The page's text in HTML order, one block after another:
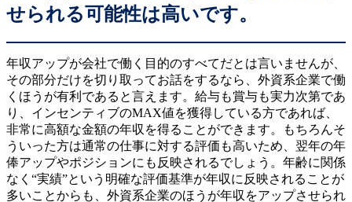
せられる可能性は高いです。
年収アップが会社で働く目的のすべてだとは言いませんが、
その部分だけを切り取ってお話をするなら、外資系企業で働
くほうが有利であると言えます。給与も賞与も実力次第であ
り、インセンティブのMAX値を獲得している方であれば、
非常に高額な金額の年収を得ることができます。もちろんそ
ういった方は通常の仕事に対する評価も高いため、翌年の年
俸アップやポジションにも反映されるでしょう。年齢に関係
なく“実績”という明確な評価基準が年収に反映されることが
多いことからも、外資系企業のほうが年収をアップさせられ